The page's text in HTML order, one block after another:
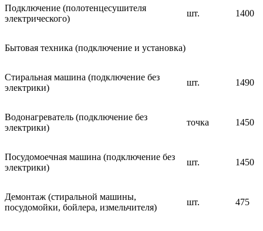
Подключение (полотенцесушителя
электрического)
шт. 1400
Бытовая техника (подключение и установка)
Стиральная машина (подключение без
электрики)
шт. 1490
Водонагреватель (подключение без
электрики)
точка 1450
Посудомоечная машина (подключение без
электрики)
шт. 1450
Демонтаж (стиральной машины,
посудомойки, бойлера, измельчителя)
шт. 475